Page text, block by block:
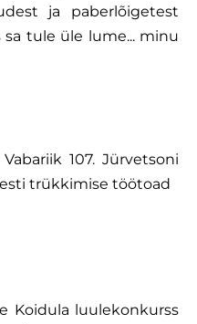
ja paberlõigetest
tule üle lume... minu
107. Jürvetsoni
trükkimise töötoad
Koidula luulekonkurss